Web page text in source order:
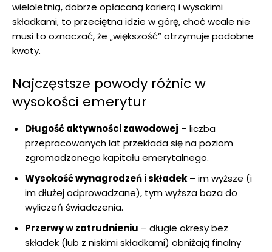
wieloletnią, dobrze opłacaną karierą i wysokimi
składkami, to przeciętna idzie w górę, choć wcale nie
musi to oznaczać, że „większość” otrzymuje podobne
kwoty.
Najczęstsze powody różnic w
wysokości emerytur
Długość aktywności zawodowej – liczba
przepracowanych lat przekłada się na poziom
zgromadzonego kapitału emerytalnego.
Wysokość wynagrodzeń i składek – im wyższe (i
im dłużej odprowadzane), tym wyższa baza do
wyliczeń świadczenia.
Przerwy w zatrudnieniu – długie okresy bez
składek (lub z niskimi składkami) obniżają finalny